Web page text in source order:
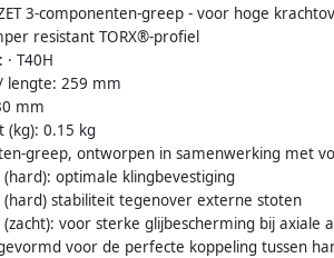
3-componenten-greep - voor hoge
resistant TORX®-profiel
T40H
lengte: 259 mm
mm
(kg): 0.15 kg
greep, ontworpen in samenwerking met
optimale klingbevestiging
(hard) stabiliteit tegenover externe stoten
voor sterke glijbescherming bij axiale
voor de perfecte koppeling tussen